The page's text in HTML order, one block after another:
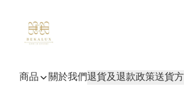
商品 關於我們退貨及退款政策送貨